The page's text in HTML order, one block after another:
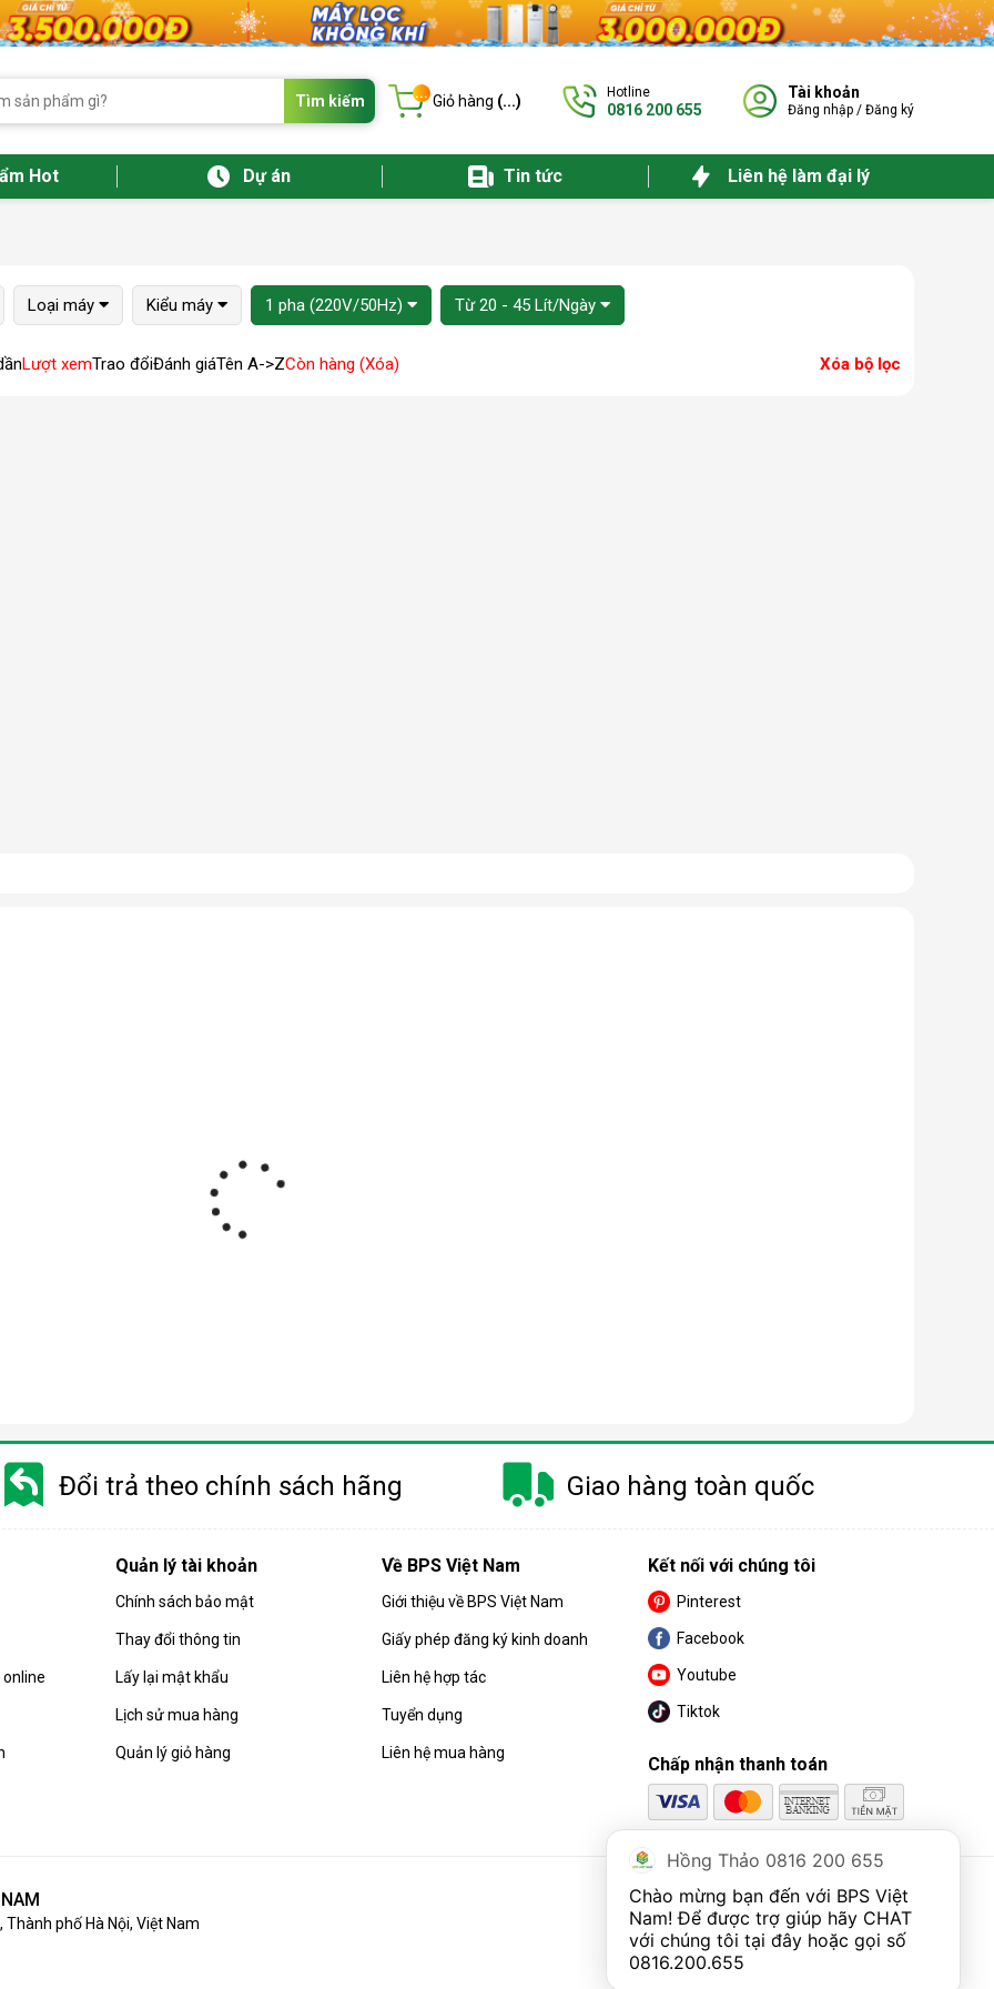
Tìm kiếm ... Giỏ hàng (...) Hotline
0816 200 655
Tài khoản
Đăng nhập / Đăng ký
Hot Dự án Tin tức Liên hệ làm đại lý
Loại máy Kiểu máy 1 pha (220V/50Hz) Từ 20 - 45 Lít/Ngày
Lượt xemTrao đổiĐánh giáTên A->ZCòn hàng (Xóa) Xóa bộ lọc
Đổi trả theo chính sách hãng Giao hàng toàn quốc
Quản lý tài khoản
Chính sách bảo mật
Thay đổi thông tin
Lấy lại mật khẩu
Lịch sử mua hàng
Quản lý giỏ hàng
Về BPS Việt Nam
Giới thiệu về BPS Việt Nam
Giấy phép đăng ký kinh doanh
Liên hệ hợp tác
Tuyển dụng
Liên hệ mua hàng
Kết nối với chúng tôi
Pinterest
Facebook
Youtube
Tiktok
Chấp nhận thanh toán
phố Hà Nội, Việt Nam
Hồng Thảo 0816 200 655
Chào mừng bạn đến với BPS Việt
Nam! Để được trợ giúp hãy CHAT
0816.200.655